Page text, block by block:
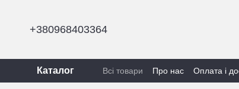
+380968403364
Каталог Всі товари Про нас Оплата і
Політика конфіденційності